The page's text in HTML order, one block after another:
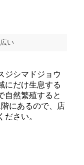
い
ジシマドジョウ
にだけ生息する
自然繁殖すると
にあるので、店
さい。